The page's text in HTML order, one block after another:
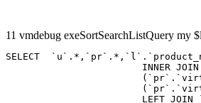
11 vmdebug exeSortSearchListQuery my
SELECT